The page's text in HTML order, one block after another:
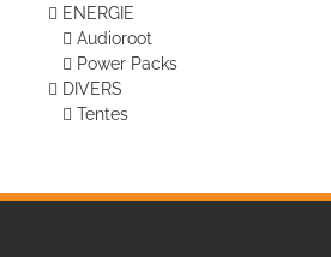
ENERGIE
Audioroot
Power Packs
DIVERS
Tentes